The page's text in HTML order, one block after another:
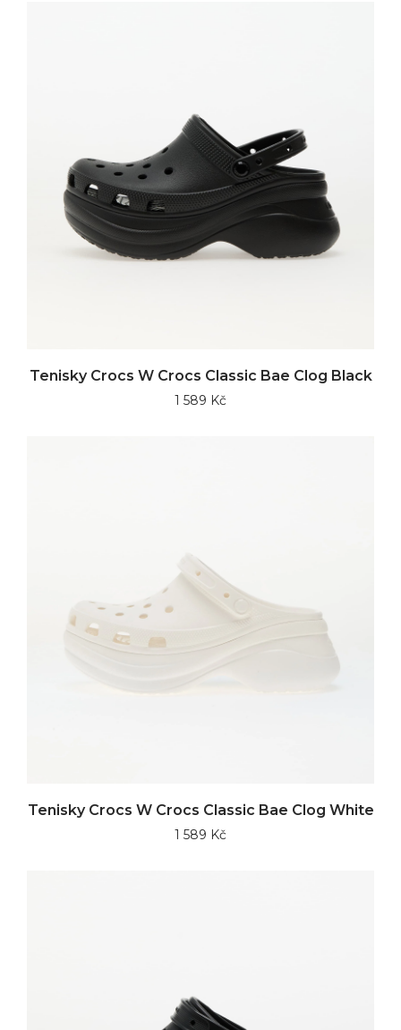
Tenisky Crocs W Crocs Classic Bae Clog Black
1 589 Kč
Tenisky Crocs W Crocs Classic Bae Clog White
1 589 Kč